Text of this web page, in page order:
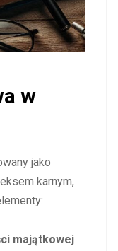
w
jako
karnym,
majątkowej